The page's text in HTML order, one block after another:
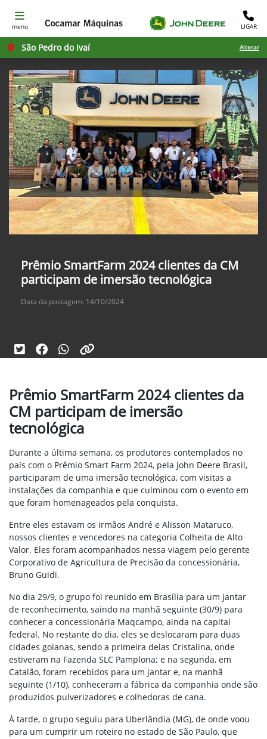
menu LIGAR
São Pedro do Ivaí Alterar
Prêmio SmartFarm 2024 clientes da CM
participam de imersão tecnológica
Data da postagem: 14/10/2024
Prêmio SmartFarm 2024 clientes da
CM participam de imersão
tecnológica
Durante a última semana, os produtores contemplados no
país com o Prêmio Smart Farm 2024, pela John Deere Brasil,
participaram de uma imersão tecnológica, com visitas a
instalações da companhia e que culminou com o evento em
que foram homenageados pela conquista.
Entre eles estavam os irmãos André e Alisson Mataruco,
nossos clientes e vencedores na categoria Colheita de Alto
Valor. Eles foram acompanhados nessa viagem pelo gerente
Corporativo de Agricultura de Precisão da concessionária,
Bruno Guidi.
No dia 29/9, o grupo foi reunido em Brasília para um jantar
de reconhecimento, saindo na manhã seguinte (30/9) para
conhecer a concessionária Maqcampo, ainda na capital
federal. No restante do dia, eles se deslocaram para duas
cidades goianas, sendo a primeira delas Cristalina, onde
estiveram na Fazenda SLC Pamplona; e na segunda, em
Catalão, foram recebidos para um jantar e, na manhã
seguinte (1/10), conheceram a fábrica da companhia onde são
produzidos pulverizadores e colhedoras de cana.
À tarde, o grupo seguiu para Uberlândia (MG), de onde voou
para um cumprir um roteiro no estado de São Paulo, que